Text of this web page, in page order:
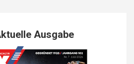
Ausgabe